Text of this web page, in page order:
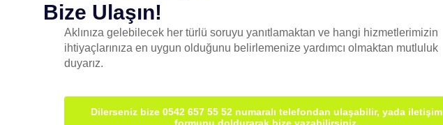
Bize Ulaşın!
Aklınıza gelebilecek her türlü soruyu yanıtlamaktan ve hangi hizmetlerimizin
ihtiyaçlarınıza en uygun olduğunu belirlemenize yardımcı olmaktan mutluluk
duyarız.
Dilerseniz bize 0542 657 55 52 numaralı telefondan ulaşabilir, yada iletişim